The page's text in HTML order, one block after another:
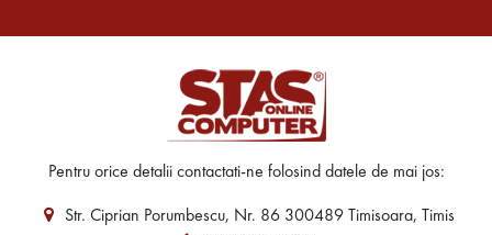
Pentru orice detalii contactati-ne folosind datele de mai jos:
Str. Ciprian Porumbescu, Nr. 86 300489 Timisoara, Timis